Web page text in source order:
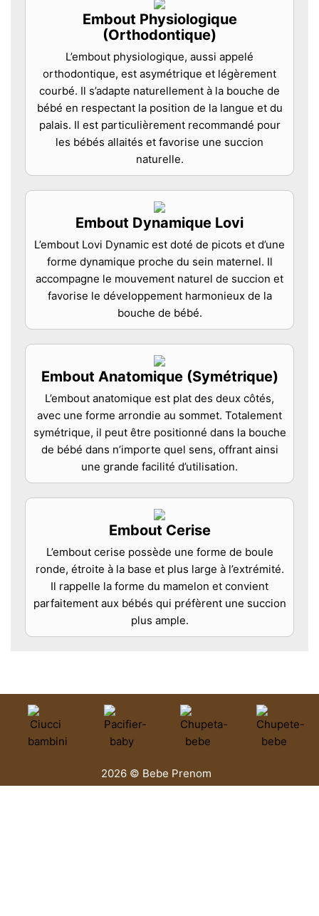
Embout Physiologique
(Orthodontique)
L’embout physiologique, aussi appelé
orthodontique, est asymétrique et légèrement
courbé. Il s’adapte naturellement à la bouche de
bébé en respectant la position de la langue et du
palais. Il est particulièrement recommandé pour
les bébés allaités et favorise une succion
naturelle.
Embout Dynamique Lovi
L’embout Lovi Dynamic est doté de picots et d’une
forme dynamique proche du sein maternel. Il
accompagne le mouvement naturel de succion et
favorise le développement harmonieux de la
bouche de bébé.
Embout Anatomique (Symétrique)
L’embout anatomique est plat des deux côtés,
avec une forme arrondie au sommet. Totalement
symétrique, il peut être positionné dans la bouche
de bébé dans n’importe quel sens, offrant ainsi
une grande facilité d’utilisation.
Embout Cerise
L’embout cerise possède une forme de boule
ronde, étroite à la base et plus large à l’extrémité.
Il rappelle la forme du mamelon et convient
parfaitement aux bébés qui préfèrent une succion
plus ample.
2026 © Bebe Prenom